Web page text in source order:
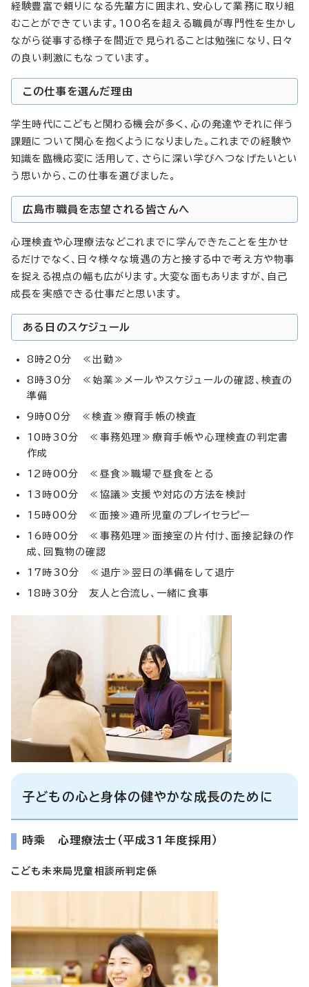
経験豊富で頼りになる先輩方に囲まれ、安心して業務に取り組
むことができています。100名を超える職員が専門性を生かし
ながら従事する様子を間近で見られることは勉強になり、日々
の良い刺激にもなっています。
この仕事を選んだ理由
学生時代にこどもと関わる機会が多く、心の発達やそれに伴う
課題について関心を抱くようになりました。これまでの経験や
知識を臨機応変に活用して、さらに深い学びへつなげたいとい
う思いから、この仕事を選びました。
広島市職員を志望される皆さんへ
心理検査や心理療法などこれまでに学んできたことを生かせ
るだけでなく、日々様々な境遇の方と接する中で考え方や物事
を捉える視点の幅も広がります。大変な面もありますが、自己
成長を実感できる仕事だと思います。
ある日のスケジュール
8時20分 ≪出勤≫
8時30分 ≪始業≫メールやスケジュールの確認、検査の
準備
9時00分 ≪検査≫療育手帳の検査
10時30分 ≪事務処理≫療育手帳や心理検査の判定書
作成
12時00分 ≪昼食≫職場で昼食をとる
13時00分 ≪協議≫支援や対応の方法を検討
15時00分 ≪面接≫通所児童のプレイセラピー
16時00分 ≪事務処理≫面接室の片付け、面接記録の作
成、回覧物の確認
17時30分 ≪退庁≫翌日の準備をして退庁
18時30分 友人と合流し、一緒に食事
子どもの心と身体の健やかな成長のために
時乘 心理療法士（平成31年度採用）
こども未来局児童相談所判定係